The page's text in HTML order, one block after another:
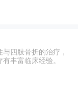
、神经内科、肿
四肢骨折的治疗，
丰富临床经验。